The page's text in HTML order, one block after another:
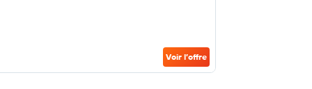
Voir l’offre